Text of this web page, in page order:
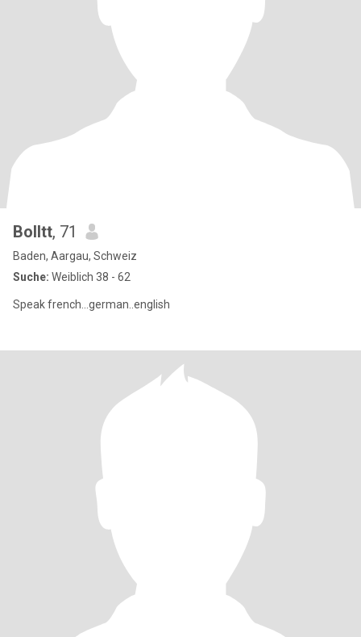
Bolltt, 71
Baden, Aargau, Schweiz
Suche: Weiblich 38 - 62
Speak french...german..english